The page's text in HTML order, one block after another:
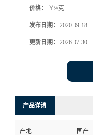
价格： ￥9/克
发布日期： 2020-09-18
更新日期： 2026-07-30
产品详请
产地 国产